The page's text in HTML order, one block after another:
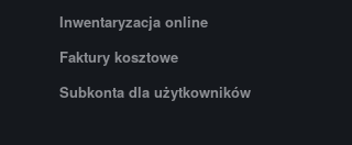
Inwentaryzacja online
Faktury kosztowe
Subkonta dla użytkowników